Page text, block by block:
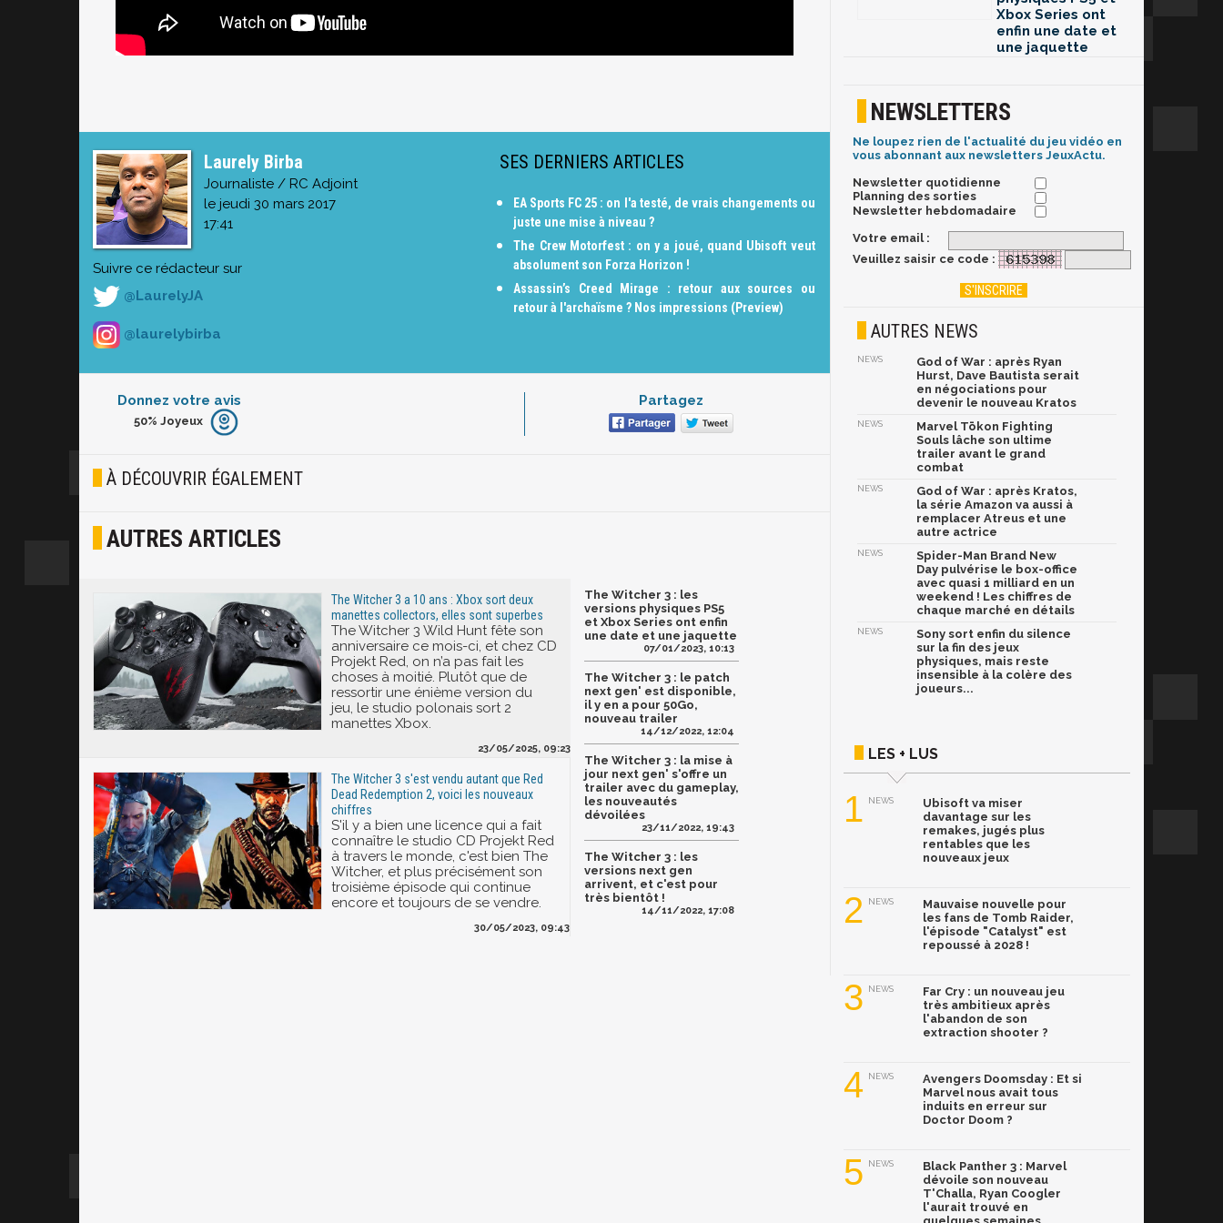
Laurely Birba
Journaliste / RC Adjoint
le jeudi 30 mars 2017
17:41
Suivre ce rédacteur sur
@LaurelyJA
@laurelybirba
SES DERNIERS ARTICLES
EA Sports FC 25 : on l'a testé, de vrais changements ou
juste une mise à niveau ?
The Crew Motorfest : on y a joué, quand Ubisoft veut
absolument son Forza Horizon !
Assassin’s Creed Mirage : retour aux sources ou
retour à l'archaïsme ? Nos impressions (Preview)
Donnez votre avis
Furieux
Joyeux
50% Joyeux
Partagez
À DÉCOUVRIR ÉGALEMENT
AUTRES ARTICLES
The Witcher 3 a 10 ans : Xbox sort deux
manettes collectors, elles sont superbes
The Witcher 3 Wild Hunt fête son
anniversaire ce mois-ci, et chez CD
Projekt Red, on n’a pas fait les
choses à moitié. Plutôt que de
ressortir une énième version du
jeu, le studio polonais sort 2
manettes Xbox.
23/05/2025, 09:23
The Witcher 3 s'est vendu autant que Red
Dead Redemption 2, voici les nouveaux
chiffres
S'il y a bien une licence qui a fait
connaître le studio CD Projekt Red
à travers le monde, c'est bien The
Witcher, et plus précisément son
troisième épisode qui continue
encore et toujours de se vendre.
30/05/2023, 09:43
The Witcher 3 : les
versions physiques PS5
et Xbox Series ont enfin
une date et une jaquette
07/01/2023, 10:13
The Witcher 3 : le patch
next gen' est disponible,
il y en a pour 50Go,
nouveau trailer
14/12/2022, 12:04
The Witcher 3 : la mise à
jour next gen' s'offre un
trailer avec du gameplay,
les nouveautés
dévoilées
23/11/2022, 19:43
The Witcher 3 : les
versions next gen
arrivent, et c'est pour
très bientôt !
14/11/2022, 17:08
Xbox Series ont
enfin une date et
une jaquette
NEWSLETTERS
Ne loupez rien de l'actualité du jeu vidéo en
vous abonnant aux newsletters JeuxActu.
Newsletter quotidienne
Planning des sorties
Newsletter hebdomadaire
Votre email :
Veuillez saisir ce code :
AUTRES NEWS
NEWS
God of War : après Ryan
Hurst, Dave Bautista serait
en négociations pour
devenir le nouveau Kratos
NEWS
Marvel Tōkon Fighting
Souls lâche son ultime
trailer avant le grand
combat
NEWS
God of War : après Kratos,
la série Amazon va aussi à
remplacer Atreus et une
autre actrice
NEWS
Spider-Man Brand New
Day pulvérise le box-office
avec quasi 1 milliard en un
weekend ! Les chiffres de
chaque marché en détails
NEWS
Sony sort enfin du silence
sur la fin des jeux
physiques, mais reste
insensible à la colère des
joueurs...
LES + LUS
1 NEWS
Ubisoft va miser
davantage sur les
remakes, jugés plus
rentables que les
nouveaux jeux
2 NEWS
Mauvaise nouvelle pour
les fans de Tomb Raider,
l'épisode "Catalyst" est
repoussé à 2028 !
3 NEWS
Far Cry : un nouveau jeu
très ambitieux après
l'abandon de son
extraction shooter ?
4 NEWS
Avengers Doomsday : Et si
Marvel nous avait tous
induits en erreur sur
Doctor Doom ?
5 NEWS
Black Panther 3 : Marvel
dévoile son nouveau
T'Challa, Ryan Coogler
l'aurait trouvé en